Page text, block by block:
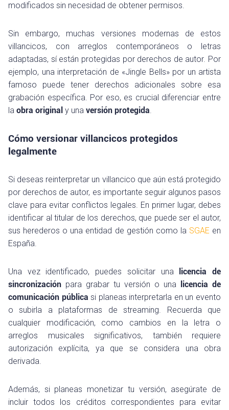
modificados sin necesidad de obtener permisos.
Sin embargo, muchas versiones modernas de estos
villancicos, con arreglos contemporáneos o letras
adaptadas, sí están protegidas por derechos de autor. Por
ejemplo, una interpretación de «Jingle Bells» por un artista
famoso puede tener derechos adicionales sobre esa
grabación específica. Por eso, es crucial diferenciar entre
la obra original y una versión protegida.
Cómo versionar villancicos protegidos
legalmente
Si deseas reinterpretar un villancico que aún está protegido
por derechos de autor, es importante seguir algunos pasos
clave para evitar conflictos legales. En primer lugar, debes
identificar al titular de los derechos, que puede ser el autor,
sus herederos o una entidad de gestión como la SGAE en
España.
Una vez identificado, puedes solicitar una
licencia de
sincronización para grabar tu versión o una
licencia de
comunicación pública si planeas interpretarla en un evento
o subirla a plataformas de streaming. Recuerda que
cualquier modificación, como cambios en la letra o
arreglos musicales significativos, también requiere
autorización explícita, ya que se considera una obra
derivada.
Además, si planeas monetizar tu versión, asegúrate de
incluir todos los créditos correspondientes para evitar